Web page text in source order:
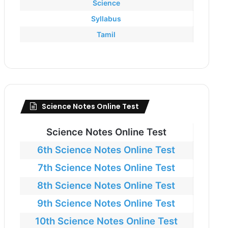
Science
Syllabus
Tamil
Science Notes Online Test
Science Notes Online Test
6th Science Notes Online Test
7th Science Notes Online Test
8th Science Notes Online Test
9th Science Notes Online Test
10th Science Notes Online Test